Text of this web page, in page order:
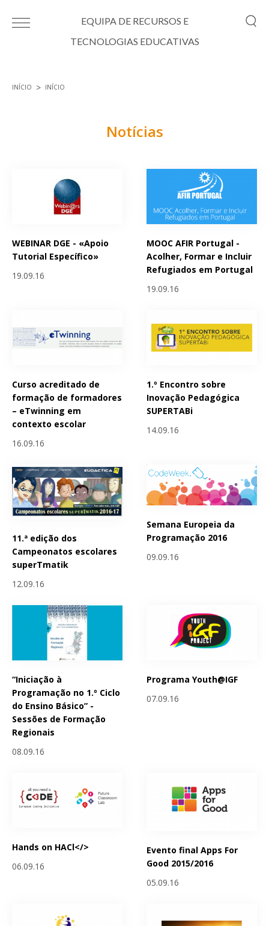
EQUIPA DE RECURSOS E
TECNOLOGIAS EDUCATIVAS
INÍCIO INÍCIO
Notícias
WEBINAR DGE - «Apoio
Tutorial Específico»
19.09.16
MOOC AFIR Portugal -
Acolher, Formar e Incluir
Refugiados em Portugal
19.09.16
Curso acreditado de
formação de formadores
– eTwinning em
contexto escolar
16.09.16
1.º Encontro sobre
Inovação Pedagógica
SUPERTABi
14.09.16
11.ª edição dos
Campeonatos escolares
superTmatik
12.09.16
Semana Europeia da
Programação 2016
09.09.16
“Iniciação à
Programação no 1.º Ciclo
do Ensino Básico” -
Sessões de Formação
Regionais
08.09.16
Programa Youth@IGF
07.09.16
Hands on HACl</>
06.09.16
Evento final Apps For
Good 2015/2016
05.09.16
Páginas